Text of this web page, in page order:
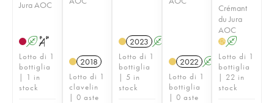
Jura AOC
A S
Lotto di 1
bottiglia
| 1 in
stock
2018
Lotto di 1
clavelin
| 0 aste
2023 A
Lotto di 1
bottiglia
| 5 in
stock
2022 A
Lotto di 1
bottiglia
| 0 aste
Crémant
du Jura
AOC
H A
Lotto di 1
bottiglia
| 22 in
stock